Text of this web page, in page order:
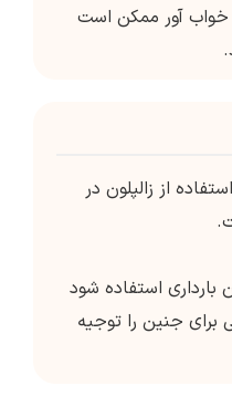
خواب آور ممکن است
از زالپلون در
بارداری استفاده شود
برای جنین را توجیه